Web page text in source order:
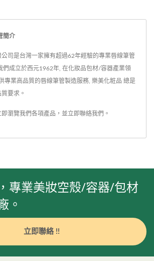
簡介
司是台灣一家擁有超過62年經驗的專業唇線筆管
們成立於西元1962年, 在化妝品包材/容器產業領
專業高品質的唇線筆管製造服務, 樂美化粧品 總是
要求。
瀏覽我們各項產品，並立即聯絡我們 。
專業美妝空殼/容器/包材
。
立即聯絡 !!